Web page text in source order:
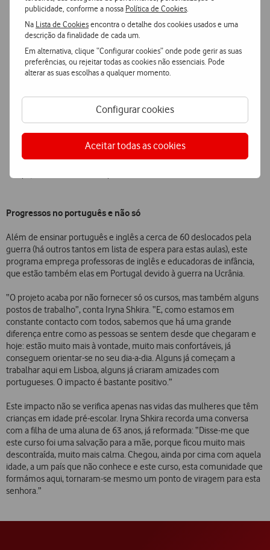
publicidade, conforme a nossa Política de Cookies
Na Lista de Cookiesencontra o detalhe dos cookies usados e uma
descrição da finalidade de cada um.
Em alternativa, clique “Configurar cookies” onde pode gerir as suas
preferências, ou rejeitar todas as cookies não essenciais. Pode
alterar as suas escolhas a qualquer momento.
Configurar cookies
Aceitar todas as cookies
Já conseguem apresentar-se, já conseguem ir a
um café e falar algumas palavras, e para eles
isso é uma grande vitória", diz a professora
Salomé Carvalho sobre os seus alunos de
Progressos no português e não só
Além de ensinar português e inglês a cerca de 60 deslocados pela
guerra (há outros tantos em lista de espera para estas aulas), este
programa emprega professoras de inglês e educadoras de infância,
que estão também elas em Portugal devido à guerra na Ucrânia.
“O projeto acaba por não fornecer só os cursos, mas também alguns
postos de trabalho”, conta Iryna Shkira. “E, como estamos em
constante contacto com todos, sabemos que há uma grande
diferença entre como as pessoas se sentem desde que chegaram e
hoje: estão muito mais à vontade, muito mais confortáveis, já
conseguem orientar-se no seu dia-a-dia. Alguns já começam a
trabalhar aqui em Lisboa, alguns já criaram amizades com
portugueses. O impacto é bastante positivo.”
Este impacto não se verifica apenas nas vidas das mulheres que têm
crianças em idade pré-escolar. Iryna Shkira recorda uma conversa
com a filha de uma aluna de 63 anos, já reformada: “Disse-me que
este curso foi uma salvação para a mãe, porque ficou muito mais
descontraída, muito mais calma. Chegou, ainda por cima com aquela
idade, a um país que não conhece e este curso, esta comunidade que
formámos aqui, tornaram-se mesmo um ponto de viragem para esta
senhora.”